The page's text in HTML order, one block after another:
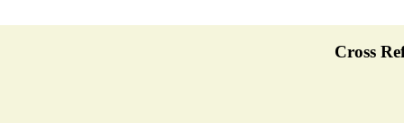
Cross